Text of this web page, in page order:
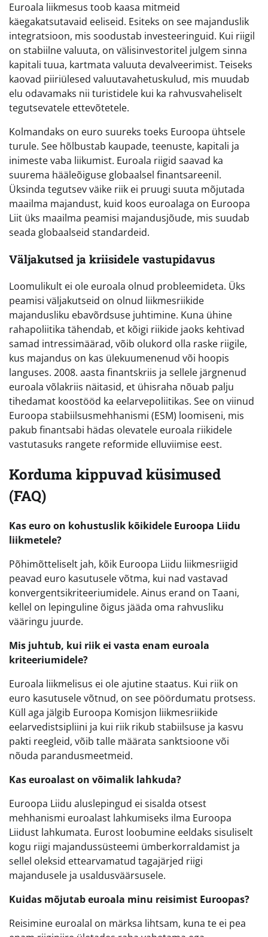
Euroala liikmesus toob kaasa mitmeid
käegakatsutavaid eeliseid. Esiteks on see majanduslik
integratsioon, mis soodustab investeeringuid. Kui riigil
on stabiilne valuuta, on välisinvestoritel julgem sinna
kapitali tuua, kartmata valuuta devalveerimist. Teiseks
kaovad piiriülesed valuutavahetuskulud, mis muudab
elu odavamaks nii turistidele kui ka rahvusvaheliselt
tegutsevatele ettevõtetele.
Kolmandaks on euro suureks toeks Euroopa ühtsele
turule. See hõlbustab kaupade, teenuste, kapitali ja
inimeste vaba liikumist. Euroala riigid saavad ka
suurema hääleõiguse globaalsel finantsareenil.
Üksinda tegutsev väike riik ei pruugi suuta mõjutada
maailma majandust, kuid koos euroalaga on Euroopa
Liit üks maailma peamisi majandusjõude, mis suudab
seada globaalseid standardeid.
Väljakutsed ja kriisidele vastupidavus
Loomulikult ei ole euroala olnud probleemideta. Üks
peamisi väljakutseid on olnud liikmesriikide
majandusliku ebavõrdsuse juhtimine. Kuna ühine
rahapoliitika tähendab, et kõigi riikide jaoks kehtivad
samad intressimäärad, võib olukord olla raske riigile,
kus majandus on kas ülekuumenenud või hoopis
languses. 2008. aasta finantskriis ja sellele järgnenud
euroala võlakriis näitasid, et ühisraha nõuab palju
tihedamat koostööd ka eelarvepoliitikas. See on viinud
Euroopa stabiilsusmehhanismi (ESM) loomiseni, mis
pakub finantsabi hädas olevatele euroala riikidele
vastutasuks rangete reformide elluviimise eest.
Korduma kippuvad küsimused
(FAQ)
Kas euro on kohustuslik kõikidele Euroopa Liidu
liikmetele?
Põhimõtteliselt jah, kõik Euroopa Liidu liikmesriigid
peavad euro kasutusele võtma, kui nad vastavad
konvergentsikriteeriumidele. Ainus erand on Taani,
kellel on lepinguline õigus jääda oma rahvusliku
vääringu juurde.
Mis juhtub, kui riik ei vasta enam euroala
kriteeriumidele?
Euroala liikmelisus ei ole ajutine staatus. Kui riik on
euro kasutusele võtnud, on see pöördumatu protsess.
Küll aga jälgib Euroopa Komisjon liikmesriikide
eelarvedistsipliini ja kui riik rikub stabiilsuse ja kasvu
pakti reegleid, võib talle määrata sanktsioone või
nõuda parandusmeetmeid.
Kas euroalast on võimalik lahkuda?
Euroopa Liidu aluslepingud ei sisalda otsest
mehhanismi euroalast lahkumiseks ilma Euroopa
Liidust lahkumata. Eurost loobumine eeldaks sisuliselt
kogu riigi majandussüsteemi ümberkorraldamist ja
sellel oleksid ettearvamatud tagajärjed riigi
majandusele ja usaldusväärsusele.
Kuidas mõjutab euroala minu reisimist Euroopas?
Reisimine euroalal on märksa lihtsam, kuna te ei pea